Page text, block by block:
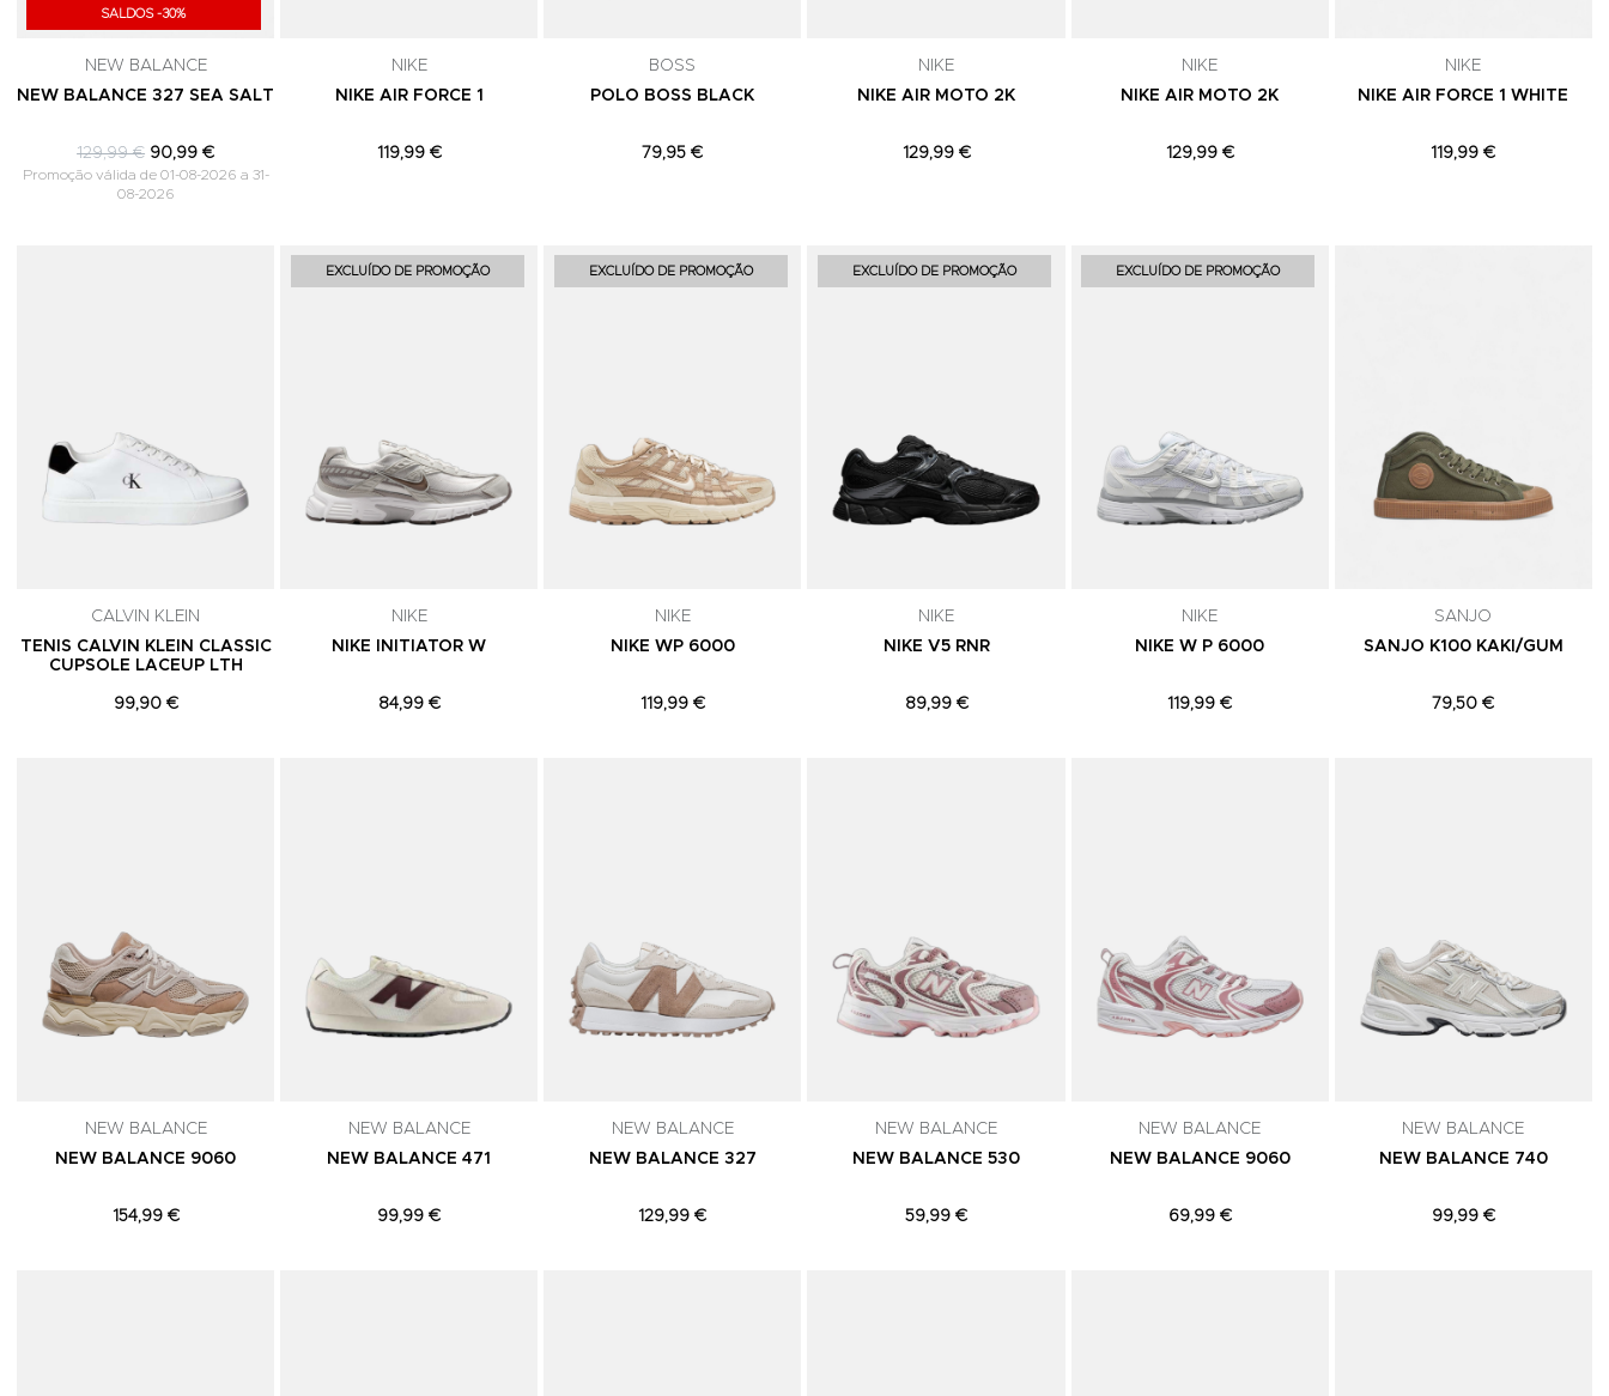
SALDOS -30%
NEW BALANCE
NEW BALANCE 327 SEA SALT
129,99 € 90,99 €
Promoção válida de 01-08-2026 a 31-
08-2026
NIKE
NIKE AIR FORCE 1
119,99 €
BOSS
POLO BOSS BLACK
79,95 €
NIKE
NIKE AIR MOTO 2K
129,99 €
NIKE
NIKE AIR MOTO 2K
129,99 €
NIKE
NIKE AIR FORCE 1 WHITE
119,99 €
Adicionar aos Favoritos
CALVIN KLEIN
TENIS CALVIN KLEIN CLASSIC
CUPSOLE LACEUP LTH
99,90 €
EXCLUÍDO DE PROMOÇÃO Adicionar aos Favoritos
NIKE
NIKE INITIATOR W
84,99 €
EXCLUÍDO DE PROMOÇÃO Adicionar aos Favoritos
NIKE
NIKE WP 6000
119,99 €
EXCLUÍDO DE PROMOÇÃO Adicionar aos Favoritos
NIKE
NIKE V5 RNR
89,99 €
EXCLUÍDO DE PROMOÇÃO
NIKE
NIKE W P 6000
119,99 €
SANJO
SANJO K100 KAKI/GUM
79,50 €
NEW BALANCE
NEW BALANCE 9060
154,99 €
NEW BALANCE
NEW BALANCE 471
99,99 €
NEW BALANCE
NEW BALANCE 327
129,99 €
NEW BALANCE
NEW BALANCE 530
59,99 €
NEW BALANCE
NEW BALANCE 9060
69,99 €
NEW BALANCE
NEW BALANCE 740
99,99 €